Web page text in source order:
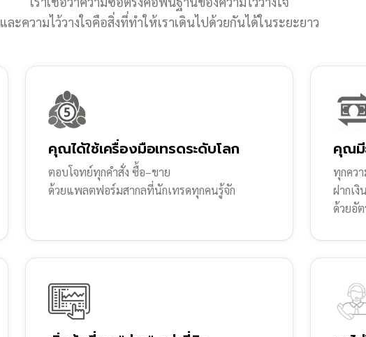
และความไว้วางใจคือสิ่งที่ทำให้เราเดินไปด้วยกันได้ในระยะยาว
คุณได้ใช้เครื่องมือเทรดระดับโลก
ตอบโจทย์ทุกคำสั่ง ซื้อ–ขาย
ด้วยแพลตฟอร์มสากลที่นักเทรดทุกคนรู้จัก
คุณมี
ทุกควา
ฝากเงิ
ด้วยอั